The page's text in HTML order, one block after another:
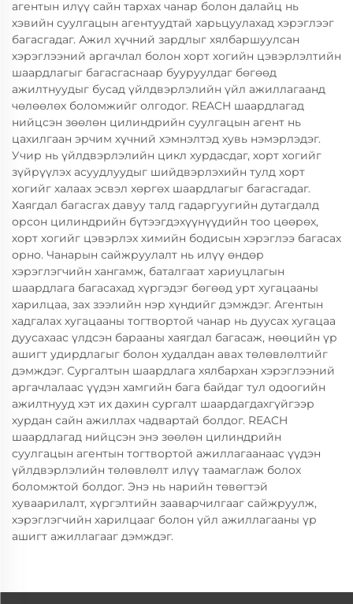
агентын илүү сайн тархах чанар болон далайц нь
хэвийн суулгацын агентуудтай харьцуулахад хэрэглээг
багасгадаг. Ажил хүчний зардлыг хялбаршуулсан
хэрэглээний аргачлал болон хорт хогийн цэвэрлэлтийн
шаардлагыг багасгаснаар бууруулдаг бөгөөд
ажилтнуудыг бусад үйлдвэрлэлийн үйл ажиллагаанд
чөлөөлөх боломжийг олгодог. REACH шаардлагад
нийцсэн зөөлөн цилиндрийн суулгацын агент нь
цахилгаан эрчим хүчний хэмнэлтэд хувь нэмэрлэдэг.
Учир нь үйлдвэрлэлийн цикл хурдасдаг, хорт хогийг
зүйрүүлэх асуудлуудыг шийдвэрлэхийн тулд хорт
хогийг халаах эсвэл хөргөх шаардлагыг багасгадаг.
Хаягдал багасгах давуу талд гадаргуугийн дутагдалд
орсон цилиндрийн бүтээгдэхүүнүүдийн тоо цөөрөх,
хорт хогийг цэвэрлэх химийн бодисын хэрэглээ багасах
орно. Чанарын сайжруулалт нь илүү өндөр
хэрэглэгчийн хангамж, баталгаат хариуцлагын
шаардлага багасахад хүргэдэг бөгөөд урт хугацааны
харилцаа, зах зээлийн нэр хүндийг дэмждэг. Агентын
хадгалах хугацааны тогтвортой чанар нь дуусах хугацаа
дуусахаас үлдсэн барааны хаягдал багасаж, нөөцийн үр
ашигт удирдлагыг болон худалдан авах төлөвлөлтийг
дэмждэг. Сургалтын шаардлага хялбархан хэрэглээний
аргачлалаас үүдэн хамгийн бага байдаг тул одоогийн
ажилтнууд хэт их дахин сургалт шаардагдахгүйгээр
хурдан сайн ажиллах чадвартай болдог. REACH
шаардлагад нийцсэн энэ зөөлөн цилиндрийн
суулгацын агентын тогтвортой ажиллагаанаас үүдэн
үйлдвэрлэлийн төлөвлөлт илүү таамаглаж болох
боломжтой болдог. Энэ нь нарийн төвөгтэй
хуваарилалт, хүргэлтийн зааварчилгааг сайжруулж,
хэрэглэгчийн харилцааг болон үйл ажиллагааны үр
ашигт ажиллагааг дэмждэг.